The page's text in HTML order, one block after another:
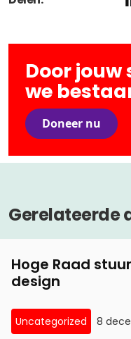
Door
we
Doneer nu
Gerelateerde
Hoge Raad
design
Uncategorized 8